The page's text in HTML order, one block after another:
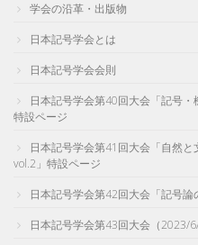
学会の沿革・出版物
日本記号学会とは
日本記号学会会則
日本記号学会第40回大会「記号・
特設ページ
日本記号学会第41回大会「自然
vol.2」特設ページ
日本記号学会第42回大会「記号論
日本記号学会第43回大会（2023/